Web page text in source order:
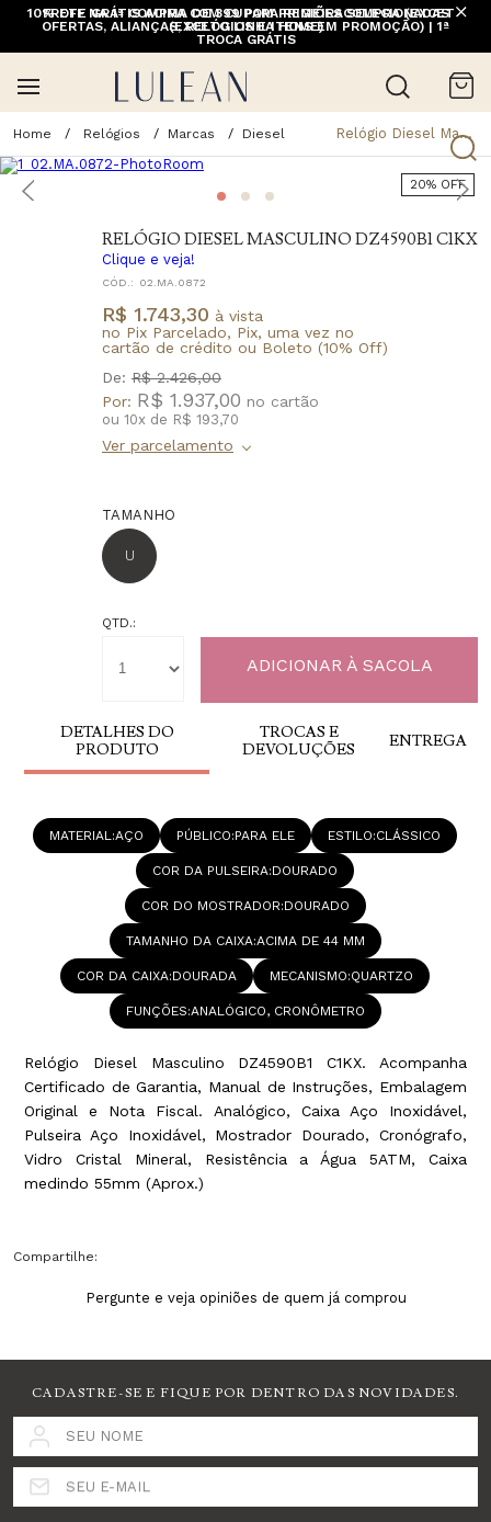
10% OFF NA 1ª COMPRA COM CUPOM PRIMEIRACOMPRA (EXCETO
OFERTAS, ALIANÇAS, RELÓGIOS E ITENS EM PROMOÇÃO) | 1ª
TROCA GRÁTIS
FRETE GRÁTIS ACIMA DE 399 PARA REGIÕES SELECIONADAS
(EXCETO LINHA HOME)
Relógios Marcas Diesel Relógio Diesel Masculino Dz4590b1 C1kx
20% OFF
RELÓGIO DIESEL MASCULINO DZ4590B1 C1KX
Clique e veja!
CÓD.: 02.MA.0872
R$ 1.743,30 à vista
no Pix Parcelado, Pix, uma vez no
cartão de crédito ou Boleto (10% Off)
De: R$ 2.426,00
Por: R$ 1.937,00
ou 10x de R$ 193,70
TAMANHO
U
QTD.:
DETALHES DO
PRODUTO
TROCAS E
DEVOLUÇÕES
ENTREGA
Relógio Diesel Masculino DZ4590B1 C1KX. Acompanha
Certificado de Garantia, Manual de Instruções, Embalagem
Original e Nota Fiscal. Analógico, Caixa Aço Inoxidável,
Pulseira Aço Inoxidável, Mostrador Dourado, Cronógrafo,
Vidro Cristal Mineral, Resistência a Água 5ATM, Caixa
medindo 55mm (Aprox.)
MATERIAL AÇO PÚBLICO PARA ELE ESTILO CLÁSSICO
COR DA PULSEIRA DOURADO
COR DO MOSTRADOR DOURADO
TAMANHO DA CAIXA ACIMA DE 44 MM
COR DA CAIXA DOURADA MECANISMO QUARTZO
FUNÇÕES ANALÓGICO, CRONÔMETRO
Compartilhe:
Pergunte e veja opiniões de quem já comprou
CADASTRE-SE E FIQUE POR DENTRO DAS NOVIDADES.
SEU NOME
SEU E-MAIL